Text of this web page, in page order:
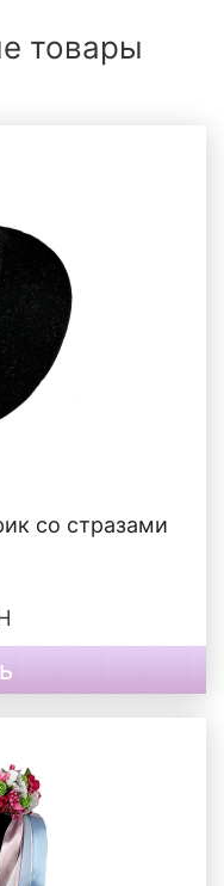
товары
со стразами